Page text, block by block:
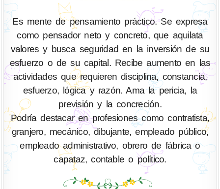
Es mente de pensamiento práctico. Se expresa
como pensador neto y concreto, que aquilata
valores y busca seguridad en la inversión de su
esfuerzo o de su capital. Recibe aumento en las
actividades que requieren disciplina, constancia,
esfuerzo, lógica y razón. Ama la pericia, la
previsión y la concreción.
Podría destacar en profesiones como contratista,
granjero, mecánico, dibujante, empleado público,
empleado administrativo, obrero de fábrica o
capataz, contable o político.